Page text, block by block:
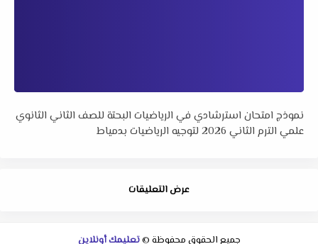
نموذج امتحان استرشادي في الرياضيات البحتة للصف الثاني الثانوي
علمي الترم الثاني 2026 لتوجيه الرياضيات بدمياط
عرض التعليقات
جميع الحقوق محفوظة ©تعليمك أونلاين